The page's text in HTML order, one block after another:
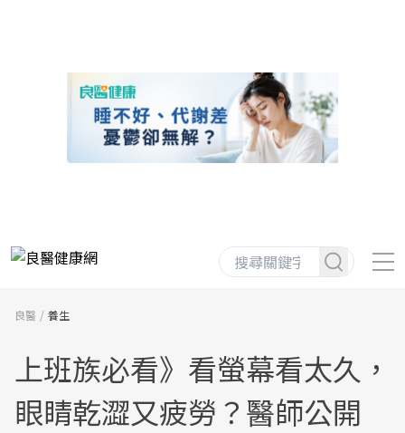
良醫 養生
上班族必看》看螢幕看太久，
眼睛乾澀又疲勞？醫師公開